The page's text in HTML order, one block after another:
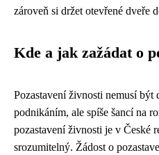
zároveň si držet otevřené dveře
Kde a jak zažádat o
Pozastavení živnosti nemusí
podnikáním, ale spíše šancí na
pozastavení živnosti je v České
srozumitelný. Žádost o